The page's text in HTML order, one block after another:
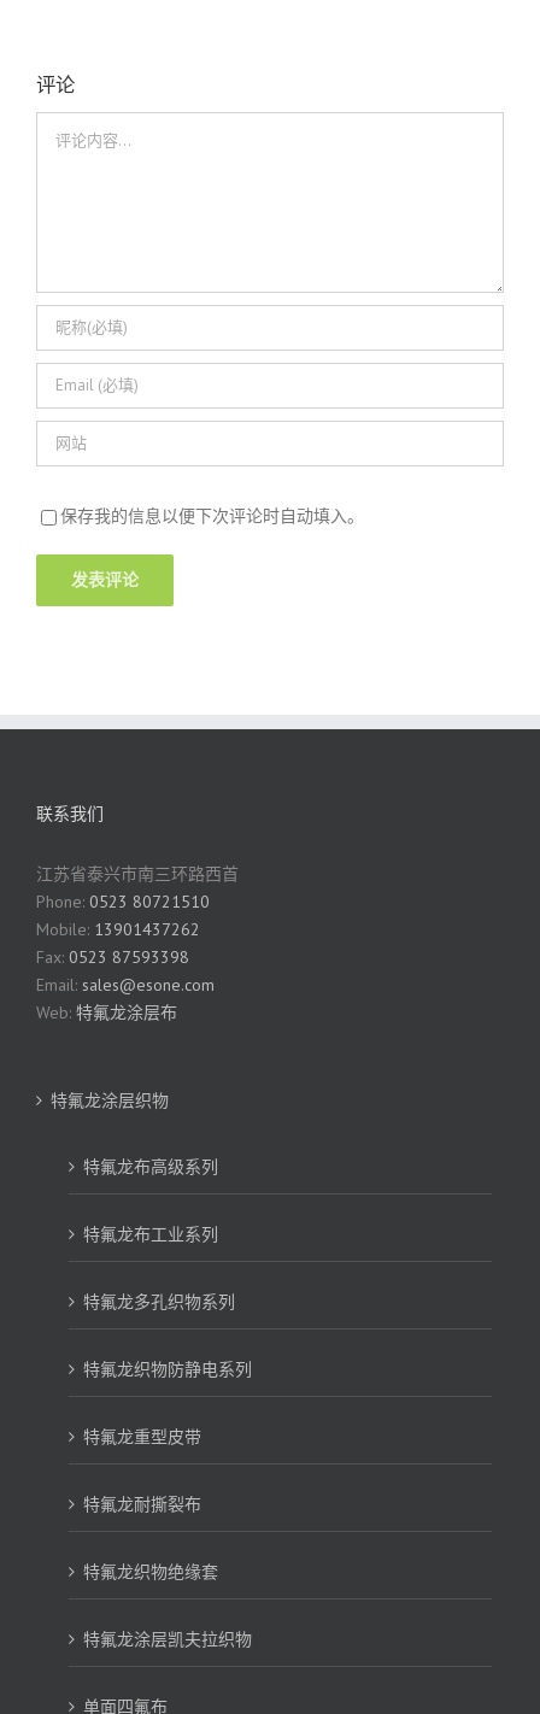
评论
保存我的信息以便下次评论时自动填入。
联系我们
江苏省泰兴市南三环路西首
Phone: 0523 80721510
Mobile: 13901437262
Fax: 0523 87593398
Email: sales@esone.com
Web: 特氟龙涂层布
特氟龙涂层织物
特氟龙布高级系列
特氟龙布工业系列
特氟龙多孔织物系列
特氟龙织物防静电系列
特氟龙重型皮带
特氟龙耐撕裂布
特氟龙织物绝缘套
特氟龙涂层凯夫拉织物
单面四氟布